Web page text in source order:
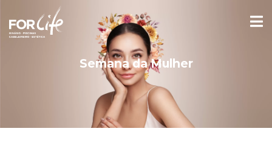
Semana da Mulher